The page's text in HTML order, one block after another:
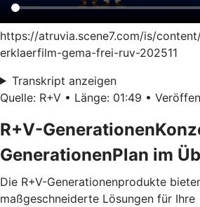
https://atruvia.scene7.com/is/
erklaerfilm-gema-frei-ruv-202511
Transkript anzeigen
Quelle: R+V • Länge: 01:49 •
R+V-
GenerationenPlan im
Die R+V-Generationenprodukte
maßgeschneiderte Lösungen für Ihre